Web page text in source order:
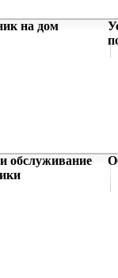
на дом
обслуживание